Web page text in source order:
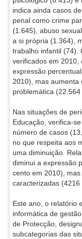
indica ainda casos
penal como crime
(1.645), abuso
a si própria (1.364),
trabalho infantil (74).
verificados em 2010,
expressão
2010), mas aumenta
problemática (22.564
Nas situações de
Educação, verifica-
número de casos
no que respeita aos
uma diminuição.
diminui a expressão
cento em 2010),
caracterizadas (4216
Este ano, o relatório
informática de
de Protecção,
subcategorias das